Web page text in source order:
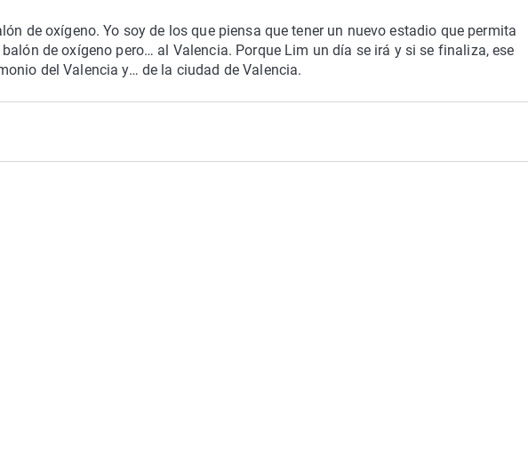
de oxígeno. Yo soy de los que piensa que tener un nuevo estadio que permita
de oxígeno pero… al Valencia. Porque Lim un día se irá y si se finaliza, ese
del Valencia y… de la ciudad de Valencia.